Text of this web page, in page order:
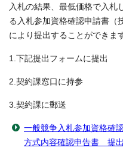
入札の結果、最低価格で入札
る入札参加資格確認申請書（
により提出することができま
1.下記提出フォームに提出
2.契約課窓口に持参
3.契約課に郵送
一般競争入札参加資格確
方式内容確認申告書 提